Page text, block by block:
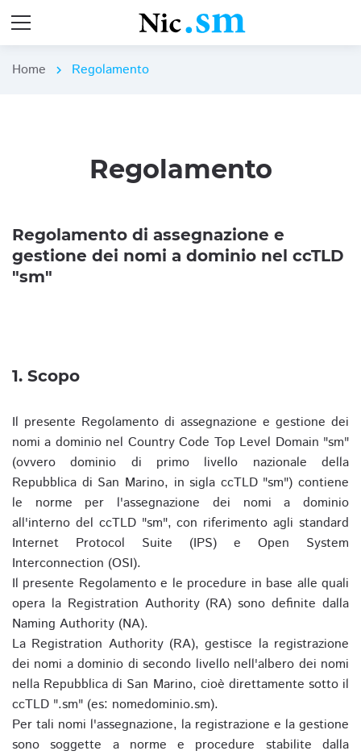
Home chevron_right Regolamento
Regolamento
Regolamento di assegnazione e
gestione dei nomi a dominio nel ccTLD
"sm"
1. Scopo
Il presente Regolamento di assegnazione e gestione dei
nomi a dominio nel Country Code Top Level Domain "sm"
(ovvero dominio di primo livello nazionale della
Repubblica di San Marino, in sigla ccTLD "sm") contiene
le norme per l'assegnazione dei nomi a dominio
all'interno del ccTLD "sm", con riferimento agli standard
Internet Protocol Suite (IPS) e Open System
Interconnection (OSI).
Il presente Regolamento e le procedure in base alle quali
opera la Registration Authority (RA) sono definite dalla
Naming Authority (NA).
La Registration Authority (RA), gestisce la registrazione
dei nomi a dominio di secondo livello nell'albero dei nomi
nella Repubblica di San Marino, cioè direttamente sotto il
ccTLD ".sm" (es: nomedominio.sm).
Per tali nomi l'assegnazione, la registrazione e la gestione
sono soggette a norme e procedure stabilite dalla